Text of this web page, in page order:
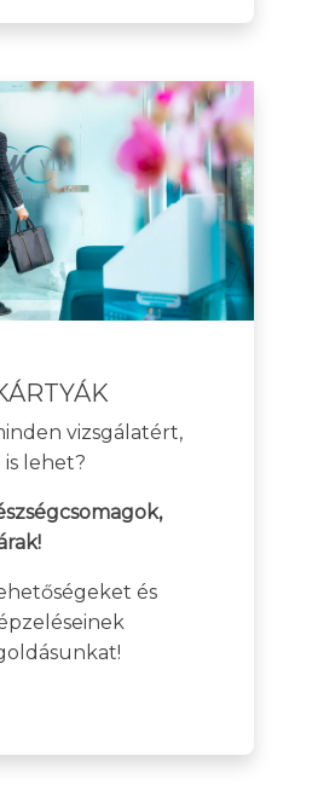
vizsgálatért,
lehet?
és